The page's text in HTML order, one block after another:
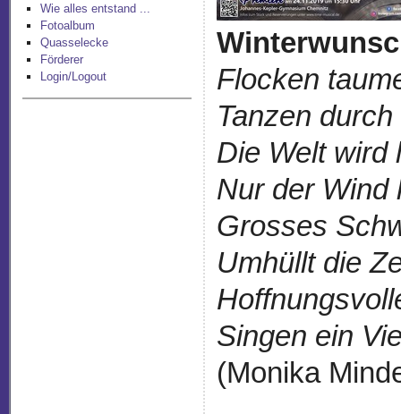
Wie alles entstand ...
Fotoalbum
Quasselecke
Förderer
Login/Logout
Flocken
Tanzen
Die Welt wird
Nur der Wind
Grosses
Umhüllt die
Singen ein
(Monika